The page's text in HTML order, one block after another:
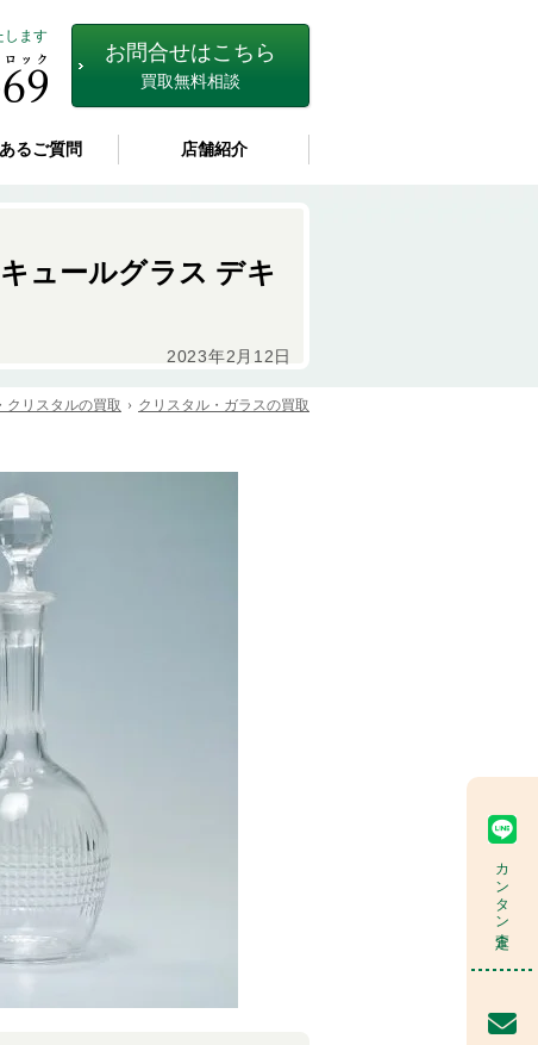
お問合せはこちら
買取無料相談
します
るご質問 店舗紹介
カンタン査定
ュールグラス デキ
2023年2月12日
クリスタルの買取 クリスタル・ガラスの買取